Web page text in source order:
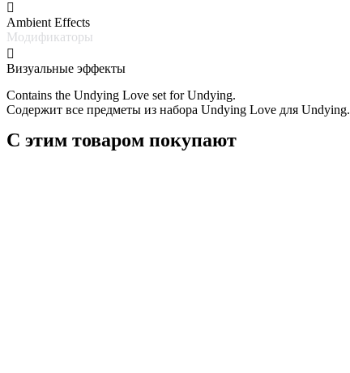
Ambient Effects
Модификаторы
Визуальные эффекты
Contains the Undying Love set for Undying.
Содержит все предметы из набора Undying Love для Undying.
С этим товаром покупают